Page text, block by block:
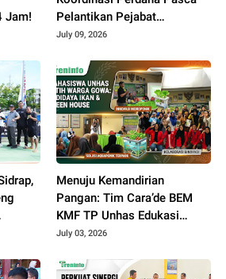
Jam!
Pelantikan Pejabat
Disdikbud Soppeng
July 09, 2026
Menuju Kemandirian
Pangan: Tim Cara’de BEM
KMF TP Unhas Edukasi
Warga Desa Tinggimae
Green House
July 03, 2026